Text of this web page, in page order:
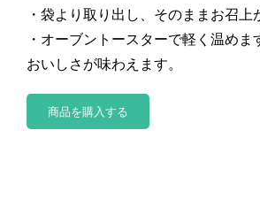
・袋より取り出し、そのままお召上
・オーブントースターで軽く温め
おいしさが味わえます。
商品を購入する